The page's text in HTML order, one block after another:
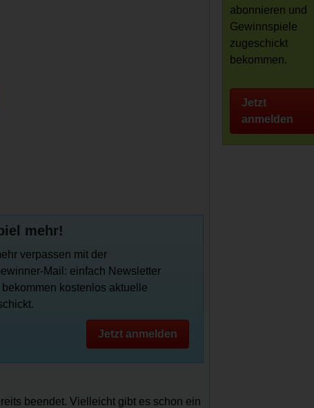
mehr!
verpassen mit der
Mail: einfach Newsletter
kostenlos aktuelle
Jetzt anmelden
beendet. Vielleicht gibt es schon ein
abonnieren und
Gewinnspiele
zugeschickt
bekommen.
Jetzt
anmelden